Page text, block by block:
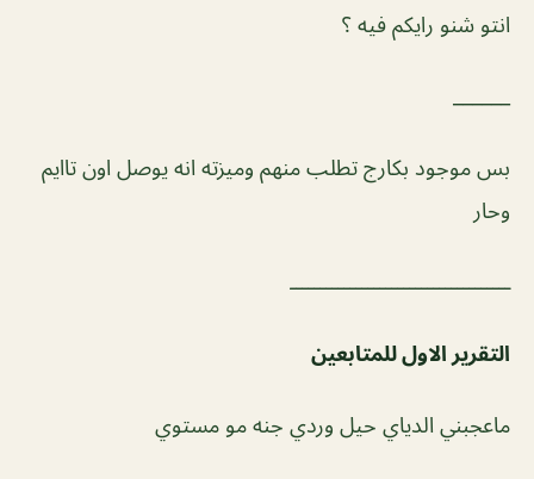
انتو شنو رايكم فيه ؟
بس موجود بكارج تطلب منهم وميزته انه يوصل اون تاايم
وحار
ـــــــــــــــــــــــــــــــــــــ
التقرير الاول للمتابعين
ماعجبني الدياي حيل وردي جنه مو مستوي